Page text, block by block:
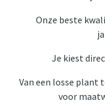
Onze beste
Je kiest
Van een losse plant
voor